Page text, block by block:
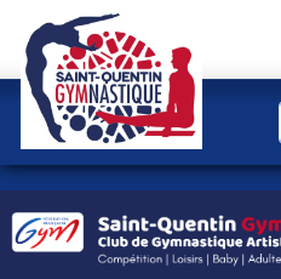
Panneau de gestion des cookies